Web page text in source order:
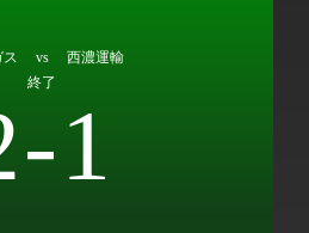
ス vs 西濃運輸
終了
1